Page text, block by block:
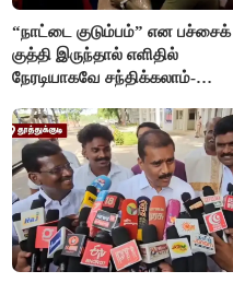
“நாட்டை குடும்பம்” என பச்சைக்
குத்தி இருந்தால் எளிதில்
நேரடியாகவே சந்திக்கலாம்-